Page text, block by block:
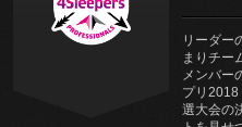
リーダー
まりチー
メンバー
プリ2018
選大会の